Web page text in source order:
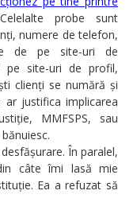
probe sunt
numere de telefon,
de pe site-uri de
pe site-uri de profil,
clienți se numără și
justifica implicarea
MMFSPS, sau
În paralel,
câte îmi lasă mie
Ea a refuzat să